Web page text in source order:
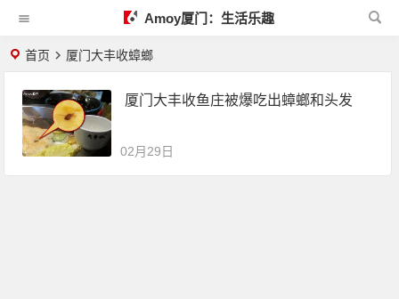
Amoy厦门：生活乐趣
首页 厦门大丰收蟑螂
厦门大丰收鱼庄被爆吃出蟑螂和头发
02月29日